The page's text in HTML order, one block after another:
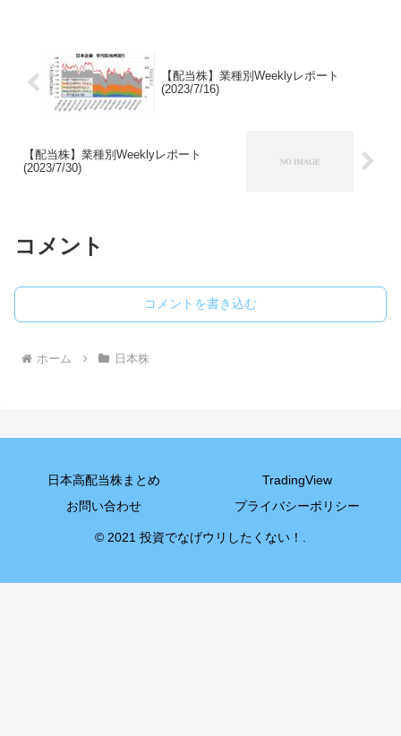
【配当株】業種別Weeklyレポート
(2023/7/16)
【配当株】業種別Weeklyレポート
(2023/7/30)
コメント
コメントを書き込む
ホーム 日本株
日本高配当株まとめ
TradingView
お問い合わせ
プライバシーポリシー
© 2021 投資でなげウリしたくない！.